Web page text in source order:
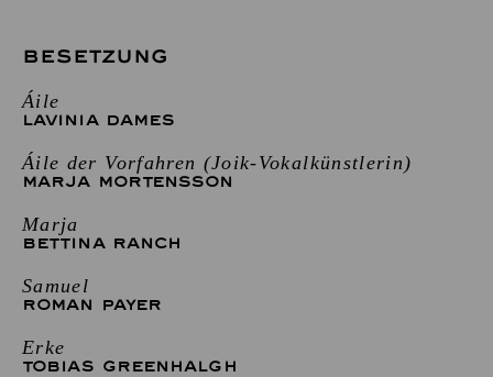
BESETZUNG
Áile
LAVINIA DAMES
Áile der Vorfahren (Joik-Vokalkünstlerin)
MARJA MORTENSSON
Marja
BETTINA RANCH
Samuel
ROMAN PAYER
Erke
TOBIAS GREENHALGH